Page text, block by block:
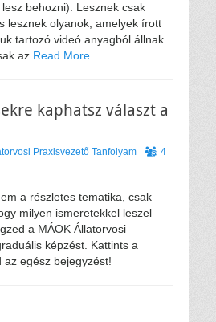
behozni). Lesznek csak
lesznek olyanok, amelyek írott
tartozó videó anyagból állnak.
az Read More …
kaphatsz választ a
Praxisvezető Tanfolyam
4
a részletes tematika, csak
milyen ismeretekkel leszel
a MÁOK Állatorvosi
képzést. Kattints a
egész bejegyzést!